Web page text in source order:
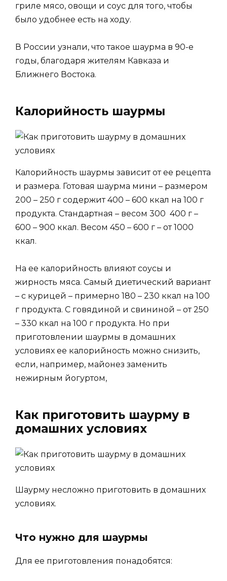
гриле мясо, овощи и соус для того, чтобы
было удобнее есть на ходу.
В России узнали, что такое шаурма в 90-е
годы, благодаря жителям Кавказа и
Ближнего Востока.
Калорийность шаурмы
Калорийность шаурмы зависит от ее рецепта
и размера. Готовая шаурма мини – размером
200 – 250 г содержит 400 – 600 ккал на 100 г
продукта. Стандартная – весом 300 400 г –
600 – 900 ккал. Весом 450 – 600 г – от 1000
ккал.
На ее калорийность влияют соусы и
жирность мяса. Самый диетический вариант
– с курицей – примерно 180 – 230 ккал на 100
г продукта. С говядиной и свининой – от 250
– 330 ккал на 100 г продукта. Но при
приготовлении шаурмы в домашних
условиях ее калорийность можно снизить,
если, например, майонез заменить
нежирным йогуртом,
Как приготовить шаурму в
домашних условиях
Шаурму несложно приготовить в домашних
условиях.
Что нужно для шаурмы
Для ее приготовления понадобятся: